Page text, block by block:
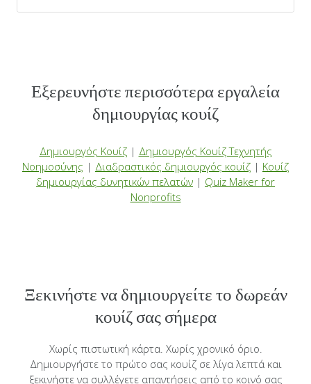
Εξερευνήστε περισσότερα εργαλεία
δημιουργίας κουίζ
Δημιουργός Κουίζ| Δημιουργός Κουίζ Τεχνητής
Νοημοσύνης | Διαδραστικός δημιουργός κουίζ | Κουίζ
δημιουργίας δυνητικών πελατών | Quiz Maker for
Nonprofits
Ξεκινήστε να δημιουργείτε το δωρεάν
κουίζ σας σήμερα
Χωρίς πιστωτική κάρτα. Χωρίς χρονικό όριο.
Δημιουργήστε το πρώτο σας κουίζ σε λίγα λεπτά και
ξεκινήστε να συλλέγετε απαντήσεις από το κοινό σας